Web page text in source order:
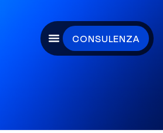
CONSULENZA